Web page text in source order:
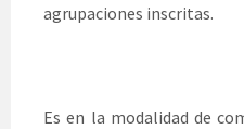
agrupaciones inscritas.
Es en la modalidad de